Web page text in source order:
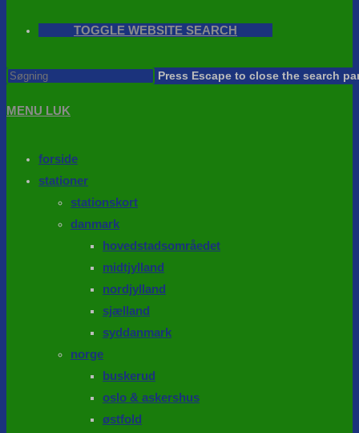
TOGGLE WEBSITE SEARCH
Press Escape to close the search
MENU LUK
forside
stationer
stationskort
danmark
hovedstadsområedet
midtjylland
nordjylland
sjælland
syddanmark
norge
buskerud
oslo & askershus
østfold